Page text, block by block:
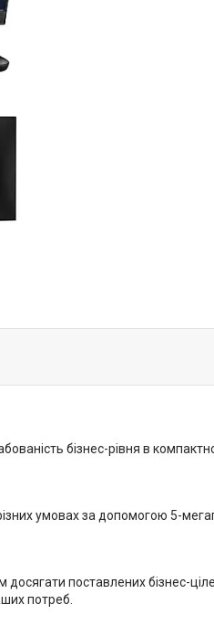
бізнес-рівня в
різних умовах за допомогою 5-
поставлених бізнес-
потреб.